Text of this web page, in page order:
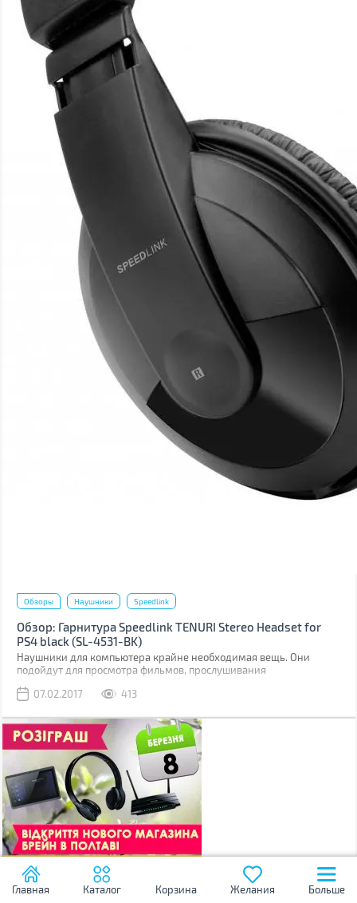
Обзоры Наушники Speedlink
Обзор: Гарнитура Speedlink TENURI Stereo Headset for
PS4 black (SL-4531-BK)
Наушники для компьютера крайне необходимая вещь. Они
подойдут для просмотра фильмов, прослушивания
07.02.2017
413
Главная Каталог Корзина Желания Больше